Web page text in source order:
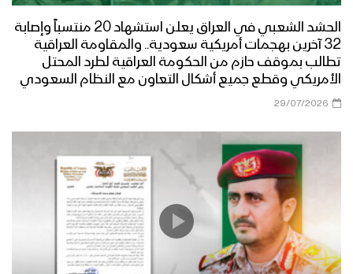
الحشد الشعبي في العراق يعلن استشهاد 20 منتسباً وإصابة
32 آخرين بهجمات أمريكية سعودية.. والمقاومة العراقية
تطالب بموقف حازم من الحكومة العراقية لطرد المحتل
الأمريكي وقطع جميع أشكال التعاون مع النظام السعودي
29/07/2026